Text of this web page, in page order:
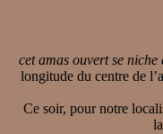
cet amas ouvert se
longitude du centre de
Ce soir, pour notre